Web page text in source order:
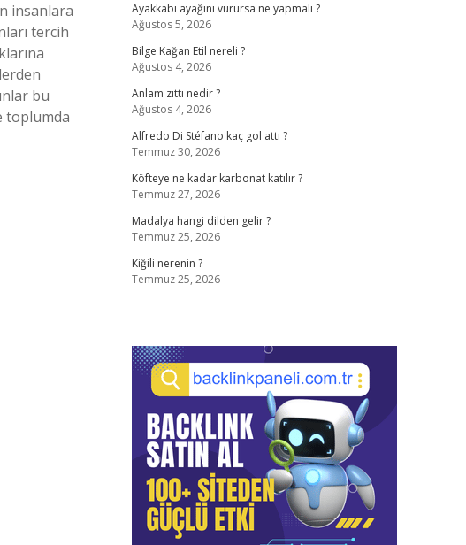
insanlara
tercih
bu
toplumda
Ayakkabı ayağını vurursa ne yapmalı ?
Ağustos 5, 2026
Bilge Kağan Etil nereli ?
Ağustos 4, 2026
Anlam zıttı nedir ?
Ağustos 4, 2026
Alfredo Di Stéfano kaç gol attı ?
Temmuz 30, 2026
Köfteye ne kadar karbonat katılır ?
Temmuz 27, 2026
Madalya hangi dilden gelir ?
Temmuz 25, 2026
Kiğili nerenin ?
Temmuz 25, 2026